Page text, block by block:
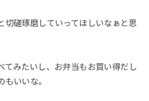
切磋琢磨していってほしいなぁと思
てみたいし、お弁当もお買い得だし
もいいな。